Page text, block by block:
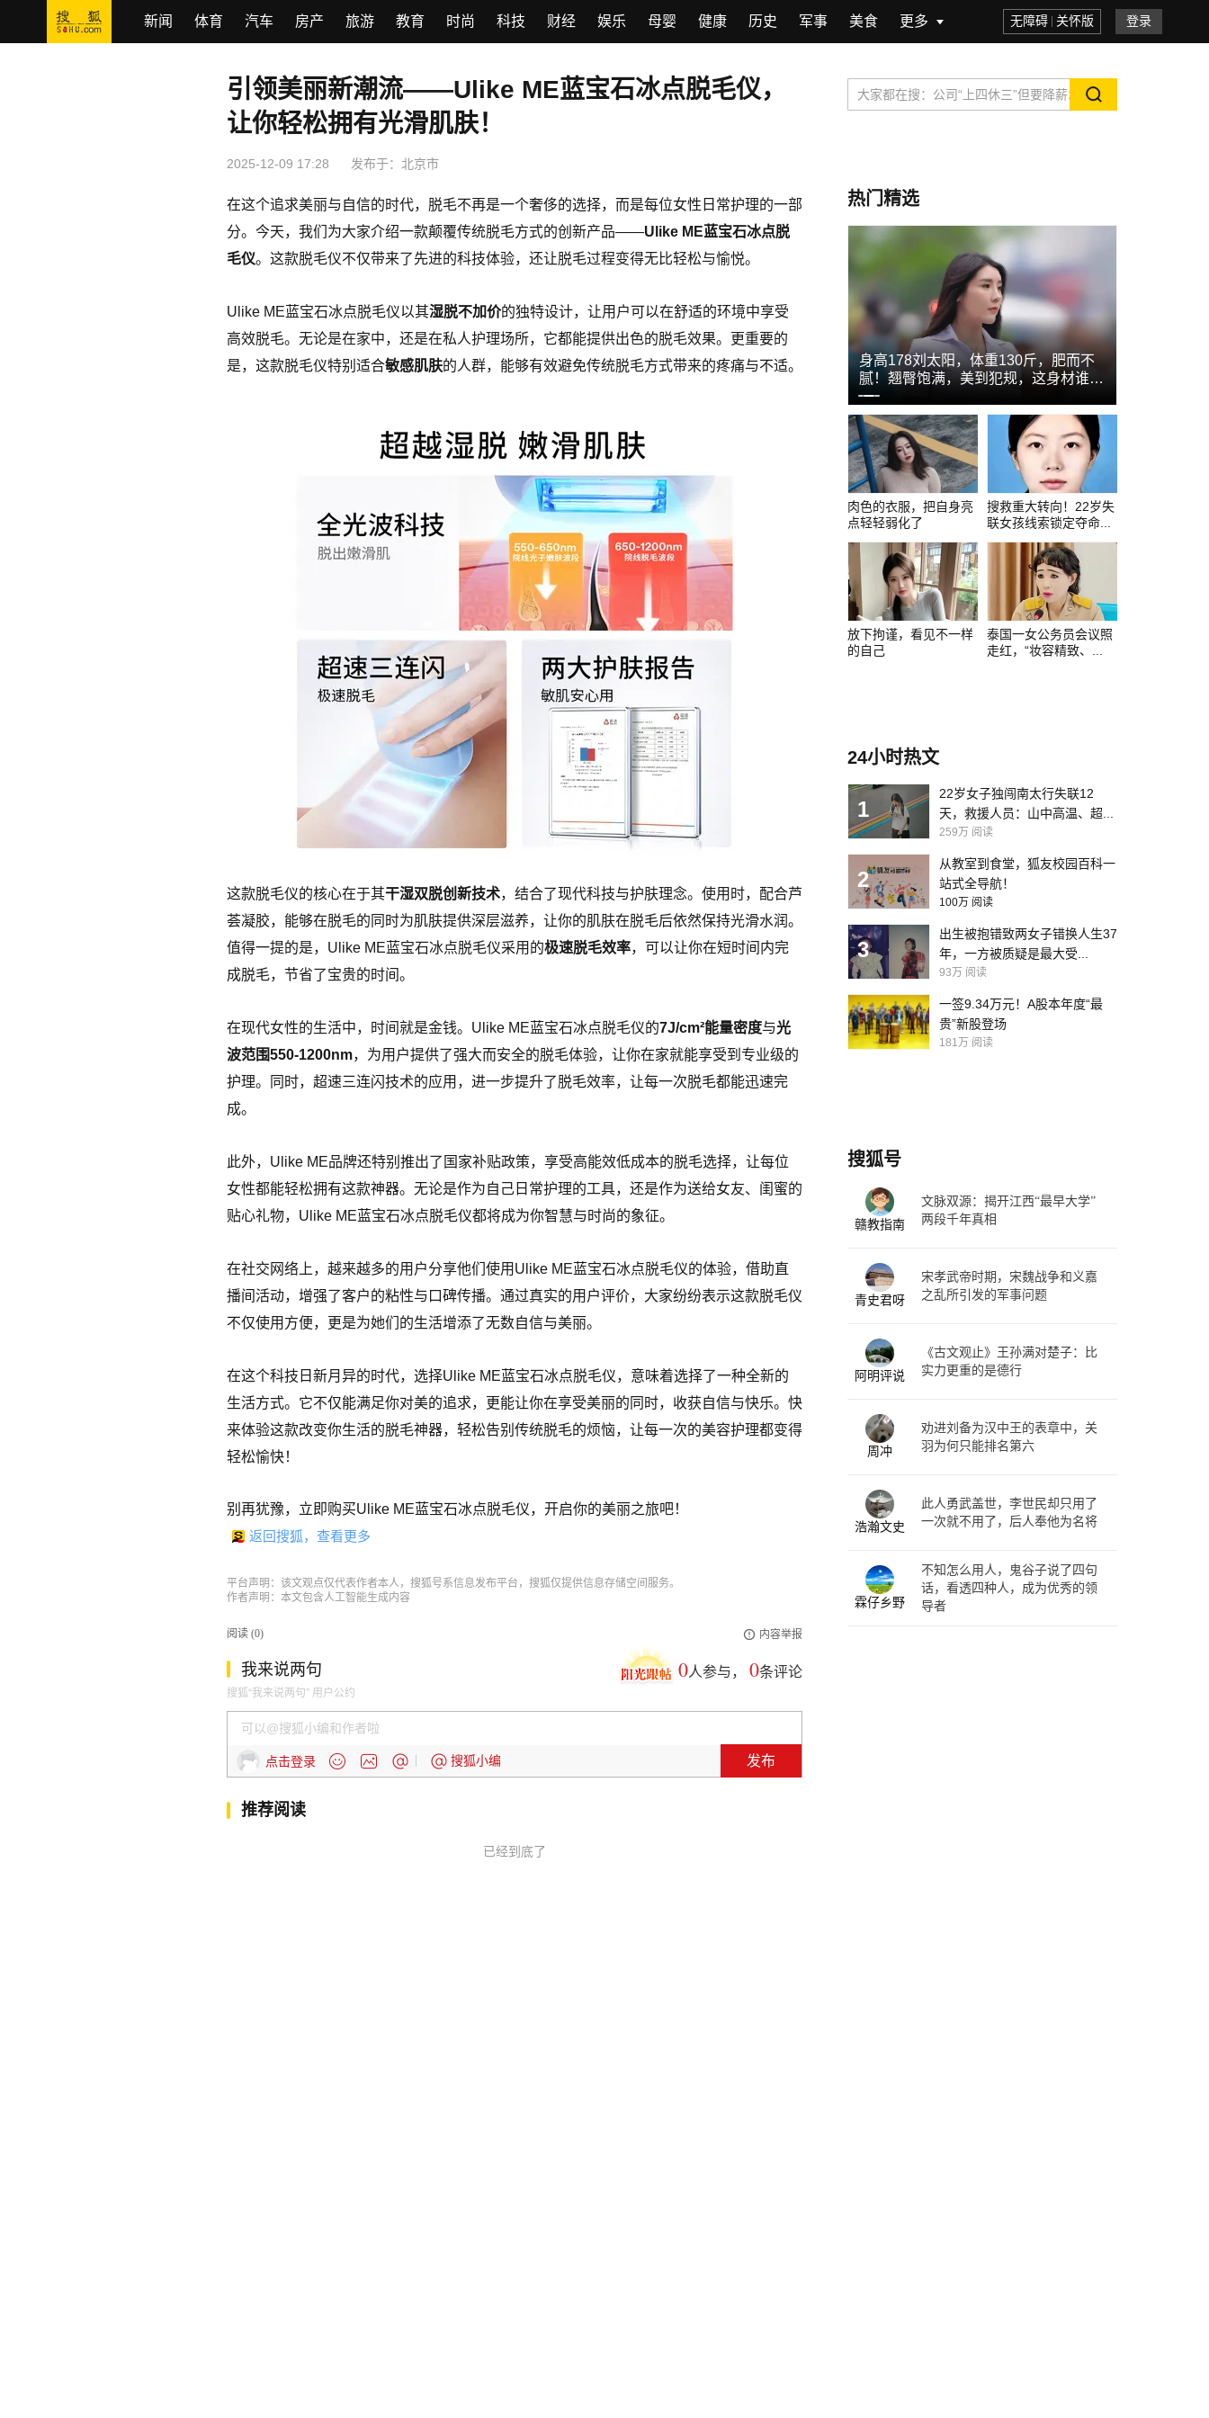
新闻 体育 汽车 房产 旅游 教育 时尚 科技 财经 娱乐 母婴 健康 历史 军事 美食 更多 无障碍 关怀版 登录
引领美丽新潮流——Ulike ME蓝宝石冰点脱毛仪，
让你轻松拥有光滑肌肤！
2025-12-09 17:28 发布于： 北京市
在这个追求美丽与自信的时代，脱毛不再是一个奢侈的选择，而是每位女性日常护理的一部
分。今天，我们为大家介绍一款颠覆传统脱毛方式的创新产品——Ulike ME蓝宝石冰点脱
毛仪。这款脱毛仪不仅带来了先进的科技体验，还让脱毛过程变得无比轻松与愉悦。
Ulike ME蓝宝石冰点脱毛仪以其湿脱不加价的独特设计，让用户可以在舒适的环境中享受
高效脱毛。无论是在家中，还是在私人护理场所，它都能提供出色的脱毛效果。更重要的
是，这款脱毛仪特别适合敏感肌肤的人群，能够有效避免传统脱毛方式带来的疼痛与不适。
这款脱毛仪的核心在于其干湿双脱创新技术，结合了现代科技与护肤理念。使用时，配合芦
荟凝胶，能够在脱毛的同时为肌肤提供深层滋养，让你的肌肤在脱毛后依然保持光滑水润。
值得一提的是，Ulike ME蓝宝石冰点脱毛仪采用的极速脱毛效率，可以让你在短时间内完
成脱毛，节省了宝贵的时间。
在现代女性的生活中，时间就是金钱。Ulike ME蓝宝石冰点脱毛仪的7J/cm²能量密度与光
波范围550-1200nm，为用户提供了强大而安全的脱毛体验，让你在家就能享受到专业级的
护理。同时，超速三连闪技术的应用，进一步提升了脱毛效率，让每一次脱毛都能迅速完
成。
此外，Ulike ME品牌还特别推出了国家补贴政策，享受高能效低成本的脱毛选择，让每位
女性都能轻松拥有这款神器。无论是作为自己日常护理的工具，还是作为送给女友、闺蜜的
贴心礼物，Ulike ME蓝宝石冰点脱毛仪都将成为你智慧与时尚的象征。
在社交网络上，越来越多的用户分享他们使用Ulike ME蓝宝石冰点脱毛仪的体验，借助直
播间活动，增强了客户的粘性与口碑传播。通过真实的用户评价，大家纷纷表示这款脱毛仪
不仅使用方便，更是为她们的生活增添了无数自信与美丽。
在这个科技日新月异的时代，选择Ulike ME蓝宝石冰点脱毛仪，意味着选择了一种全新的
生活方式。它不仅能满足你对美的追求，更能让你在享受美丽的同时，收获自信与快乐。快
来体验这款改变你生活的脱毛神器，轻松告别传统脱毛的烦恼，让每一次的美容护理都变得
轻松愉快！
别再犹豫，立即购买Ulike ME蓝宝石冰点脱毛仪，开启你的美丽之旅吧！
返回搜狐，查看更多
平台声明：该文观点仅代表作者本人，搜狐号系信息发布平台，搜狐仅提供信息存储空间服务。
作者声明： 本文包含人工智能生成内容
阅读 (0) 内容举报
我来说两句 0人参与， 0条评论
搜狐“我来说两句” 用户公约
点击登录 搜狐小编 发布
推荐阅读
已经到底了
热门精选
身高178刘太阳，体重130斤，肥而不
腻！翘臀饱满，美到犯规，这身材谁扛
得住
012
肉色的衣服，把自身亮
点轻轻弱化了
搜救重大转向！22岁失
联女孩线索锁定夺命...
放下拘谨，看见不一样
的自己
泰国一女公务员会议照
走红，“妆容精致、...
24小时热文
1
22岁女子独闯南太行失联12
天，救援人员：山中高温、超...
259万 阅读
2
从教室到食堂，狐友校园百科一
站式全导航！
100万 阅读
3
出生被抱错致两女子错换人生37
年，一方被质疑是最大受...
93万 阅读
一签9.34万元！A股本年度“最
贵”新股登场
181万 阅读
搜狐号
赣教指南
文脉双源：揭开江西“最早大学”
两段千年真相
青史君呀
宋孝武帝时期，宋魏战争和义嘉
之乱所引发的军事问题
阿明评说
《古文观止》王孙满对楚子：比
实力更重的是德行
周冲
劝进刘备为汉中王的表章中，关
羽为何只能排名第六
浩瀚文史
此人勇武盖世，李世民却只用了
一次就不用了，后人奉他为名将
霖仔乡野
不知怎么用人，鬼谷子说了四句
话，看透四种人，成为优秀的领
导者